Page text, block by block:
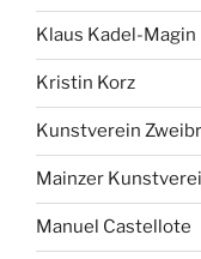
Klaus Kadel-Magin
Kristin Korz
Kunstverein
Mainzer
Manuel Castellote